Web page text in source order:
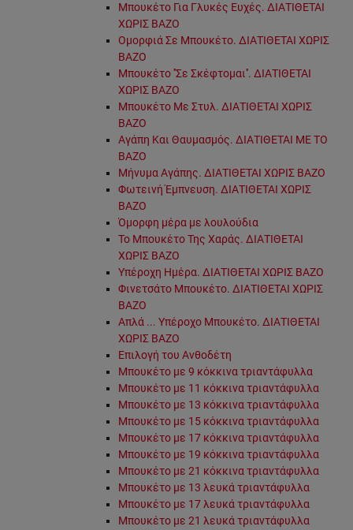
Μπουκέτο Για Γλυκές Ευχές. ΔΙΑΤΙΘΕΤΑΙ
ΧΩΡΙΣ ΒΑΖΟ
Ομορφιά Σε Μπουκέτο. ΔΙΑΤΙΘΕΤΑΙ ΧΩΡΙΣ
ΒΑΖΟ
Μπουκέτο ''Σε Σκέφτομαι''. ΔΙΑΤΙΘΕΤΑΙ
ΧΩΡΙΣ ΒΑΖΟ
Μπουκέτο Με Στυλ. ΔΙΑΤΙΘΕΤΑΙ ΧΩΡΙΣ
ΒΑΖΟ
Αγάπη Και Θαυμασμός. ΔΙΑΤΙΘΕΤΑΙ ΜΕ ΤΟ
ΒΑΖΟ
Μήνυμα Αγάπης. ΔΙΑΤΙΘΕΤΑΙ ΧΩΡΙΣ ΒΑΖΟ
Φωτεινή Έμπνευση. ΔΙΑΤΙΘΕΤΑΙ ΧΩΡΙΣ
ΒΑΖΟ
Όμορφη μέρα με λουλούδια
Το Μπουκέτο Της Χαράς. ΔΙΑΤΙΘΕΤΑΙ
ΧΩΡΙΣ ΒΑΖΟ
Υπέροχη Ημέρα. ΔΙΑΤΙΘΕΤΑΙ ΧΩΡΙΣ ΒΑΖΟ
Φινετσάτο Μπουκέτο. ΔΙΑΤΙΘΕΤΑΙ ΧΩΡΙΣ
ΒΑΖΟ
Απλά ... Υπέροχο Μπουκέτο. ΔΙΑΤΙΘΕΤΑΙ
ΧΩΡΙΣ ΒΑΖΟ
Επιλογή του Ανθοδέτη
Μπουκέτο με 9 κόκκινα τριαντάφυλλα
Μπουκέτο με 11 κόκκινα τριαντάφυλλα
Μπουκέτο με 13 κόκκινα τριαντάφυλλα
Μπουκέτο με 15 κόκκινα τριαντάφυλλα
Μπουκέτο με 17 κόκκινα τριαντάφυλλα
Μπουκέτο με 19 κόκκινα τριαντάφυλλα
Μπουκέτο με 21 κόκκινα τριαντάφυλλα
Μπουκέτο με 13 λευκά τριαντάφυλλα
Μπουκέτο με 17 λευκά τριαντάφυλλα
Μπουκέτο με 21 λευκά τριαντάφυλλα